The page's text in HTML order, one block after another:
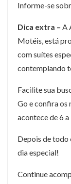
Informe-se
Dica extra – A
Motéis, está
com suítes
contemplando
Facilite sua
Go e confira os
acontece de 6
Depois de todo
dia especial!
Continue